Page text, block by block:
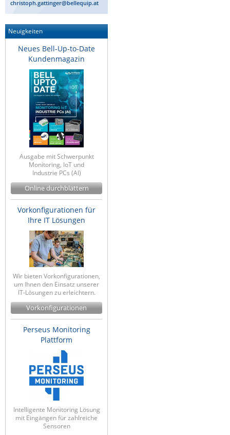
christoph.gattinger@bellequip.at
Neuigkeiten
Neues Bell-Up-to-Date
Kundenmagazin
Ausgabe mit Schwerpunkt
Monitoring, IoT und
Industrie PCs (AI)
Online durchblättern
Vorkonfigurationen für
Ihre IT Lösungen
Wir bieten Vorkonfigurationen,
um Ihnen den Einsatz unserer
IT-Lösungen zu erleichtern.
Vorkonfigurationen
Perseus Monitoring
Plattform
Intelligente Monitoring Lösung
mit Eingängen für zahlreiche
Sensoren